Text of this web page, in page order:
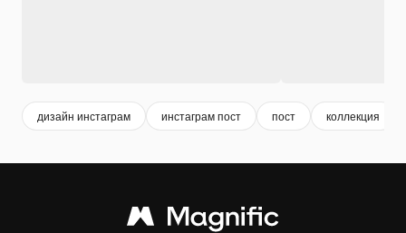
дизайн инстаграм инстаграм пост пост коллекция